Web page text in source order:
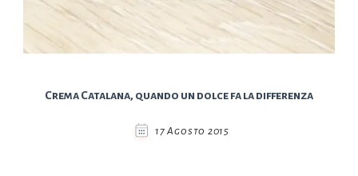
Crema Catalana, quando un dolce fa la differenza
17 Agosto 2015